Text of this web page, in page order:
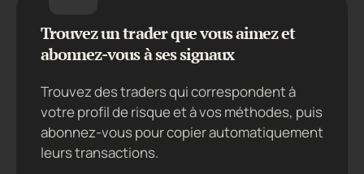
Trouvez un trader que vous aimez et
abonnez-vous à ses signaux
Trouvez des traders qui correspondent à
votre profil de risque et à vos méthodes, puis
abonnez-vous pour copier automatiquement
leurs transactions.